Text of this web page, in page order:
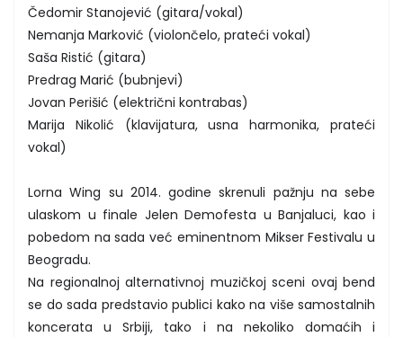
Čedomir Stanojević (gitara/vokal)
Nemanja Marković (violončelo, prateći vokal)
Saša Ristić (gitara)
Predrag Marić (bubnjevi)
Jovan Perišić (električni kontrabas)
Marija Nikolić (klavijatura, usna harmonika, prateći
vokal)
Lorna Wing su 2014. godine skrenuli pažnju na sebe
ulaskom u finale Jelen Demofesta u Banjaluci, kao i
pobedom na sada već eminentnom Mikser Festivalu u
Beogradu.
Na regionalnoj alternativnoj muzičkoj sceni ovaj bend
se do sada predstavio publici kako na više samostalnih
koncerata u Srbiji, tako i na nekoliko domaćih i